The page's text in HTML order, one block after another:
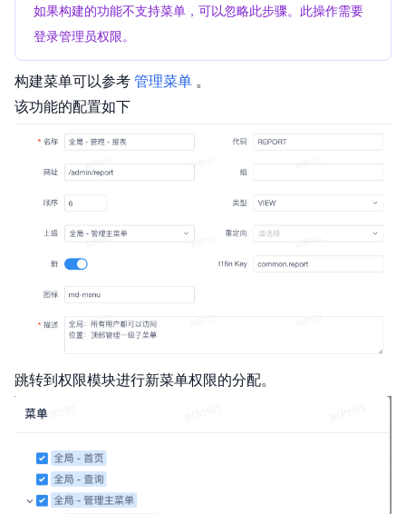
如果构建的功能不支持菜单，可以忽略此步骤。此操作需要
登录管理员权限。
构建菜单可以参考管理菜单 。
该功能的配置如下
跳转到权限模块进行新菜单权限的分配。